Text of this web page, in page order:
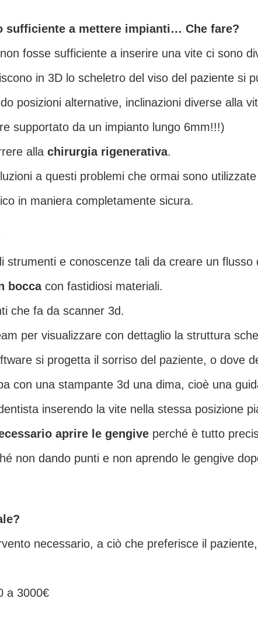
sufficiente a mettere impianti… Che fare?
fosse sufficiente a inserire una vite ci sono
in 3D lo scheletro del viso del paziente si
posizioni alternative, inclinazioni diverse alla
supportato da un impianto lungo 6mm!!!)
alla chirurgia rigenerativa.
a questi problemi che ormai sono
in maniera completamente sicura.
strumenti e conoscenze tali da creare un flusso
boccacon fastidiosi materiali.
che fa da scanner 3d.
per visualizzare con dettaglio la struttura
si progetta il sorriso del paziente, o dove
con una stampante 3d una dima, cioè una
inserendo la vite nella stessa posizione
aprire le gengive perché è tutto
non dando punti e non aprendo le gengive
necessario, a ciò che preferisce il
a 3000€